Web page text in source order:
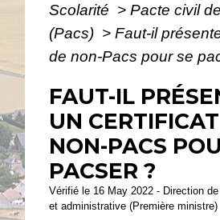
Scolarité > Pacte civil
(Pacs) > Faut-il
de non-Pacs pour se
FAUT-IL
UN
NON-PACS
PACSER ?
Vérifié le 16 May 2022 - Direction
et administrative (Première ministre)